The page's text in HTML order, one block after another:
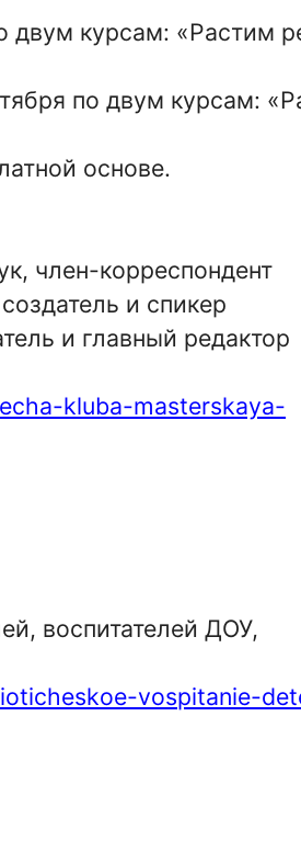
курсам: «Растим
по двум курсам:
основе.
член-корреспондент
и спикер
и главный редактор
kluba-masterskaya-
воспитателей ДОУ,
vospitanie-